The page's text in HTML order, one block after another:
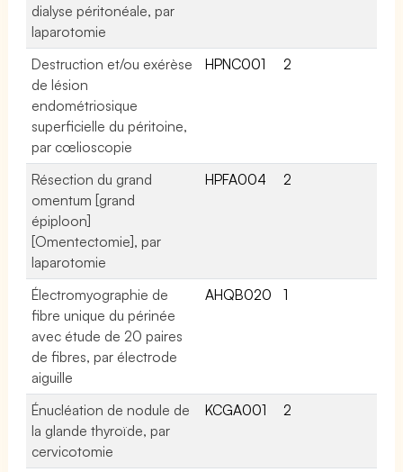
dialyse péritonéale, par
laparotomie
Destruction et/ou exérèse
de lésion
endométriosique
superficielle du péritoine,
par cœlioscopie
HPNC001 2
Résection du grand
omentum [grand
épiploon]
[Omentectomie], par
laparotomie
HPFA004 2
Électromyographie de
fibre unique du périnée
avec étude de 20 paires
de fibres, par électrode
aiguille
AHQB020 1
Énucléation de nodule de
la glande thyroïde, par
cervicotomie
KCGA001 2